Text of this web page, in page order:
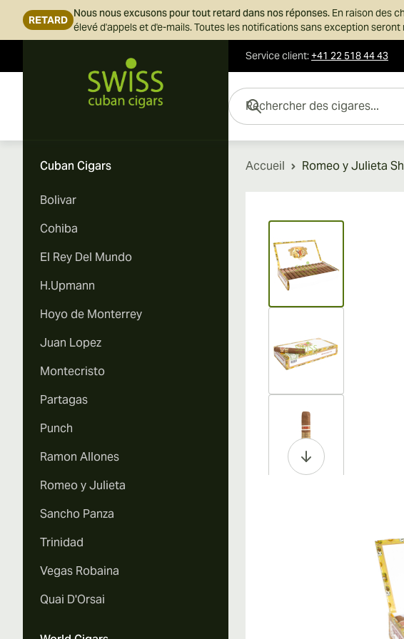
RETARD
Nous nous excusons pour tout retard dans nos réponses. En raison des
élevé d'appels et d'e-mails. Toutes les notifications sans exception
Service client:+41 22 518 44 43
Rechercher des cigares...
Cuban Cigars
Bolivar
Cohiba
El Rey Del Mundo
H.Upmann
Hoyo de Monterrey
Juan Lopez
Montecristo
Partagas
Punch
Ramon Allones
Romeo y Julieta
Sancho Panza
Trinidad
Vegas Robaina
Quai D'Orsai
Accueil Romeo y Julieta
View larger image
View larger image